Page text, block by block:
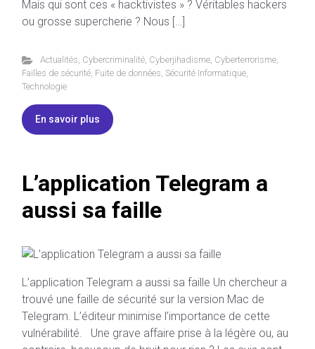
Mais qui sont ces « hacktivistes » ? Véritables hackers
ou grosse supercherie ? Nous […]
Actualités, Cybercriminalité, Cyberjihadisme, Cyberterrorisme,
Failles de sécurité, Fuite de données, Sécurité Informatique,
Technologie
En savoir plus
L’application Telegram a
aussi sa faille
L’application Telegram a aussi sa faille Un chercheur a
trouvé une faille de sécurité sur la version Mac de
Telegram. L’éditeur minimise l’importance de cette
vulnérabilité. Une grave affaire prise à la légère ou, au